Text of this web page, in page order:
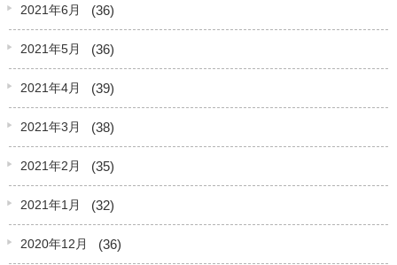
2021年6月 (36)
2021年5月 (36)
2021年4月 (39)
2021年3月 (38)
2021年2月 (35)
2021年1月 (32)
2020年12月 (36)